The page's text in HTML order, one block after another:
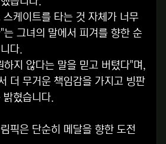
케이트를 타는 것 자체가 너무
는 그녀의 말에서 피겨를 향한 순
다.
하지 않다는 말을 믿고 버텼다"며,
더 무거운 책임감을 가지고 빙판
밝혔습니다.
픽은 단순히 메달을 향한 도전